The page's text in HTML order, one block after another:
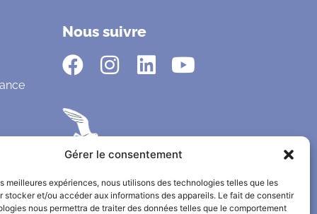
Gérer le consentement
meilleures expériences, nous utilisons des technologies telles que les
stocker et/ou accéder aux informations des appareils. Le fait de consentir
nous permettra de traiter des données telles que le comportement
Nous suivre